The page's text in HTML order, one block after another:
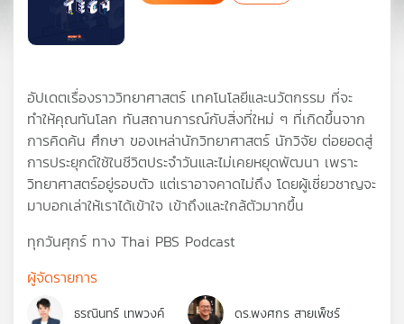
เพล
สต์
คุณ
เพลง
อัปเดตเรื่องราววิทยาศาสตร์ เทคโนโลยีและนวัตกรรม ที่จะ
ทำให้คุณทันโลก ทันสถานการณ์กับสิ่งที่ใหม่ ๆ ที่เกิดขึ้นจาก
การคิดค้น ศึกษา ของเหล่านักวิทยาศาสตร์ นักวิจัย ต่อยอดสู่
การประยุกต์ใช้ในชีวิตประจำวันและไม่เคยหยุดพัฒนา เพราะ
วิทยาศาสตร์อยู่รอบตัว แต่เราอาจคาดไม่ถึง โดยผู้เชี่ยวชาญจะ
มาบอกเล่าให้เราได้เข้าใจ เข้าถึงและใกล้ตัวมากขึ้น
ทุกวันศุกร์ ทาง Thai PBS Podcast
ผู้จัดรายการ
ธรณินทร์ เทพวงค์ ดร.พงศกร สายเพ็ชร์